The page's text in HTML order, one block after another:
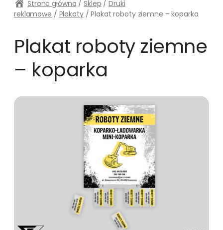
Strona główna / Sklep / Druki
reklamowe / Plakaty/ Plakat roboty ziemne – koparka
Plakat roboty ziemne
– koparka